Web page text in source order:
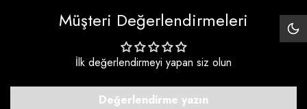
Müşteri Değerlendirmeleri
İlk değerlendirmeyi yapan siz olun
Değerlendirme yazın